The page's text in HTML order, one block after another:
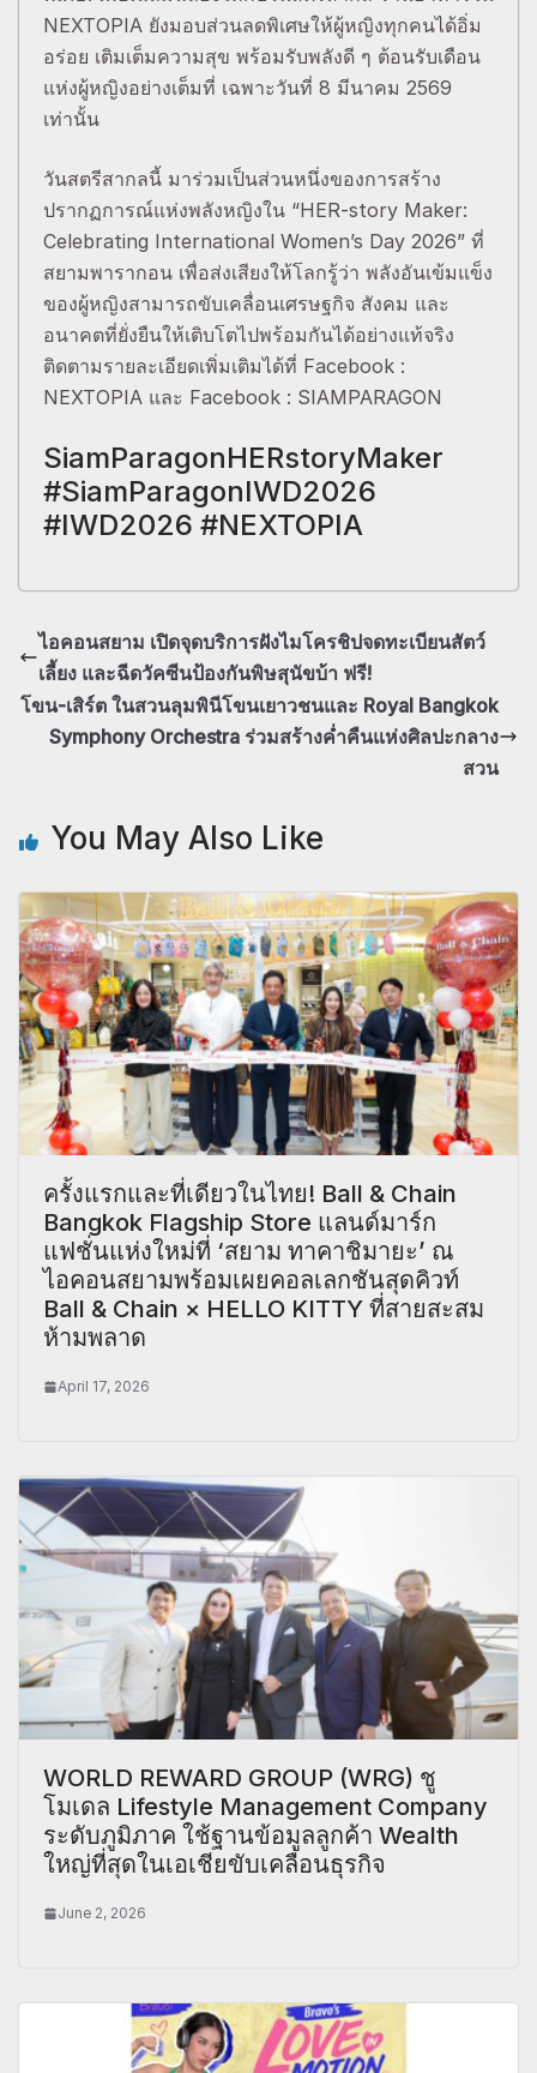
NEXTOPIA ยังมอบส่วนลดพิเศษให้ผู้หญิงทุกคนได้อิ่ม
อร่อย เติมเต็มความสุข พร้อมรับพลังดี ๆ ต้อนรับเดือน
แห่งผู้หญิงอย่างเต็มที่ เฉพาะวันที่ 8 มีนาคม 2569
เท่านั้น
วันสตรีสากลนี้ มาร่วมเป็นส่วนหนึ่งของการสร้าง
ปรากฏการณ์แห่งพลังหญิงใน “HER-story Maker:
Celebrating International Women’s Day 2026” ที่
สยามพารากอน เพื่อส่งเสียงให้โลกรู้ว่า พลังอันเข้มแข็ง
ของผู้หญิงสามารถขับเคลื่อนเศรษฐกิจ สังคม และ
อนาคตที่ยั่งยืนให้เติบโตไปพร้อมกันได้อย่างแท้จริง
ติดตามรายละเอียดเพิ่มเติมได้ที่ Facebook :
NEXTOPIA และ Facebook : SIAMPARAGON
SiamParagonHERstoryMaker
#SiamParagonIWD2026
#IWD2026 #NEXTOPIA
ไอคอนสยาม เปิดจุดบริการฝังไมโครชิปจดทะเบียนสัตว์
เลี้ยง และฉีดวัคซีนป้องกันพิษสุนัขบ้า ฟรี!
โขน-เสิร์ต ในสวนลุมพินีโขนเยาวชนและ Royal Bangkok
Symphony Orchestra ร่วมสร้างค่ำคืนแห่งศิลปะกลาง
สวน
You May Also Like
ครั้งแรกและที่เดียวในไทย! Ball & Chain
Bangkok Flagship Store แลนด์มาร์ก
แฟชั่นแห่งใหม่ที่ ‘สยาม ทาคาชิมายะ’ ณ
ไอคอนสยามพร้อมเผยคอลเลกชันสุดคิวท์
Ball & Chain × HELLO KITTY ที่สายสะสม
ห้ามพลาด
April 17, 2026
WORLD REWARD GROUP (WRG) ชู
โมเดล Lifestyle Management Company
ระดับภูมิภาค ใช้ฐานข้อมูลลูกค้า Wealth
ใหญ่ที่สุดในเอเชียขับเคลื่อนธุรกิจ
June 2, 2026